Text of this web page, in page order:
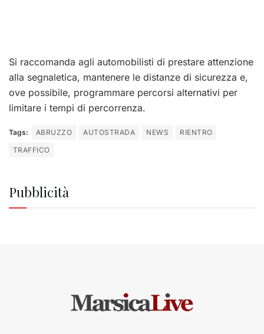
Si raccomanda agli automobilisti di prestare attenzione
alla segnaletica, mantenere le distanze di sicurezza e,
ove possibile, programmare percorsi alternativi per
limitare i tempi di percorrenza.
Tags: ABRUZZO AUTOSTRADA NEWS
RIENTRO
TRAFFICO
Pubblicità